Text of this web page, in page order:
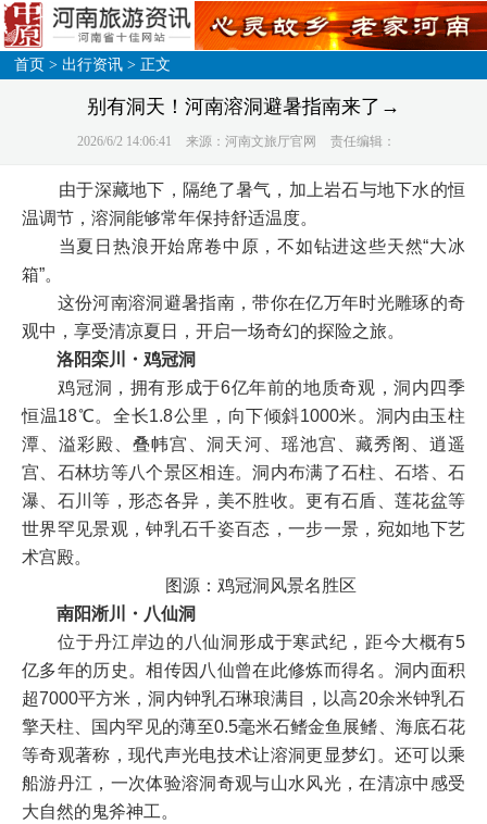
首页 >出行资讯 > 正文
别有洞天！河南溶洞避暑指南来了→
2026/6/2 14:06:41 来源：河南文旅厅官网 责任编辑：
由于深藏地下，隔绝了暑气，加上岩石与地下水的恒
温调节，溶洞能够常年保持舒适温度。
当夏日热浪开始席卷中原，不如钻进这些天然“大冰
箱”。
这份河南溶洞避暑指南，带你在亿万年时光雕琢的奇
观中，享受清凉夏日，开启一场奇幻的探险之旅。
洛阳栾川・鸡冠洞
鸡冠洞，拥有形成于6亿年前的地质奇观，洞内四季
恒温18℃。全长1.8公里，向下倾斜1000米。洞内由玉柱
潭、溢彩殿、叠帏宫、洞天河、瑶池宫、藏秀阁、逍遥
宫、石林坊等八个景区相连。洞内布满了石柱、石塔、石
瀑、石川等，形态各异，美不胜收。更有石盾、莲花盆等
世界罕见景观，钟乳石千姿百态，一步一景，宛如地下艺
术宫殿。
图源：鸡冠洞风景名胜区
南阳淅川・八仙洞
位于丹江岸边的八仙洞形成于寒武纪，距今大概有5
亿多年的历史。相传因八仙曾在此修炼而得名。洞内面积
超7000平方米，洞内钟乳石琳琅满目，以‌高20余米钟乳石‌
擎天柱、国内罕见的薄至0.5毫米石鳍‌金鱼展鳍‌、‌海底石花
等奇观著称，现代声光电技术让溶洞更显梦幻。还可以乘
船游丹江，一次体验溶洞奇观与山水风光，在清凉中感受
大自然的鬼斧神工。